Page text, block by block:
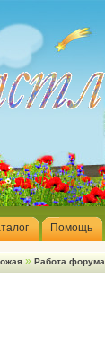
Помощь
» Работа форума